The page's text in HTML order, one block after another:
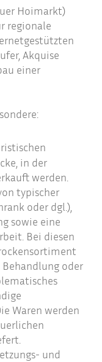
Hoimarkt)
regionale
Akquise
einer
in der
werden.
typischer
oder dgl.),
sowie eine
Bei diesen
oder
Waren werden
und